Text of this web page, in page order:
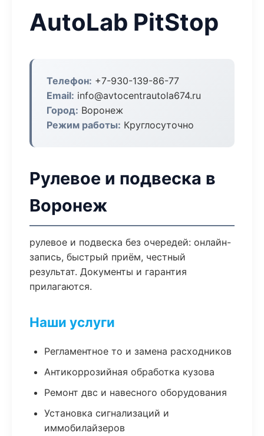
AutoLab PitStop
Телефон: +7-930-139-86-77
Email: info@avtocentrautola674.ru
Город: Воронеж
Режим работы: Круглосуточно
Рулевое и подвеска в
Воронеж
рулевое и подвеска без очередей: онлайн-
запись, быстрый приём, честный
результат. Документы и гарантия
прилагаются.
Наши услуги
Регламентное то и замена расходников
Антикоррозийная обработка кузова
Ремонт двс и навесного оборудования
Установка сигнализаций и
иммобилайзеров